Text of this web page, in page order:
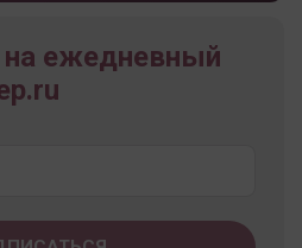
на ежедневный